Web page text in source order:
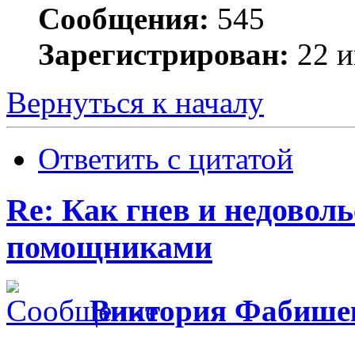
Сообщения: 545
Зарегистрирован: 22
Вернуться к началу
Ответить с цитатой
Re: Как гнев и
помощниками
Виктория